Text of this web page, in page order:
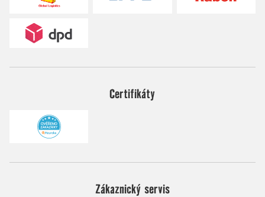
Certifikáty
Zákaznický servis